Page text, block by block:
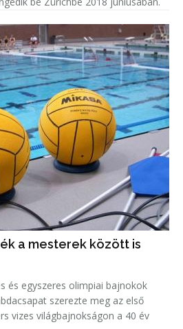
a mesterek között is
és egyszeres olimpiai bajnokok
szerezte meg az első
vizes világbajnokságon a 40 év